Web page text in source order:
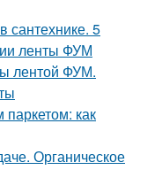
сантехнике. 5
ленты ФУМ
лентой ФУМ.
как
Органическое